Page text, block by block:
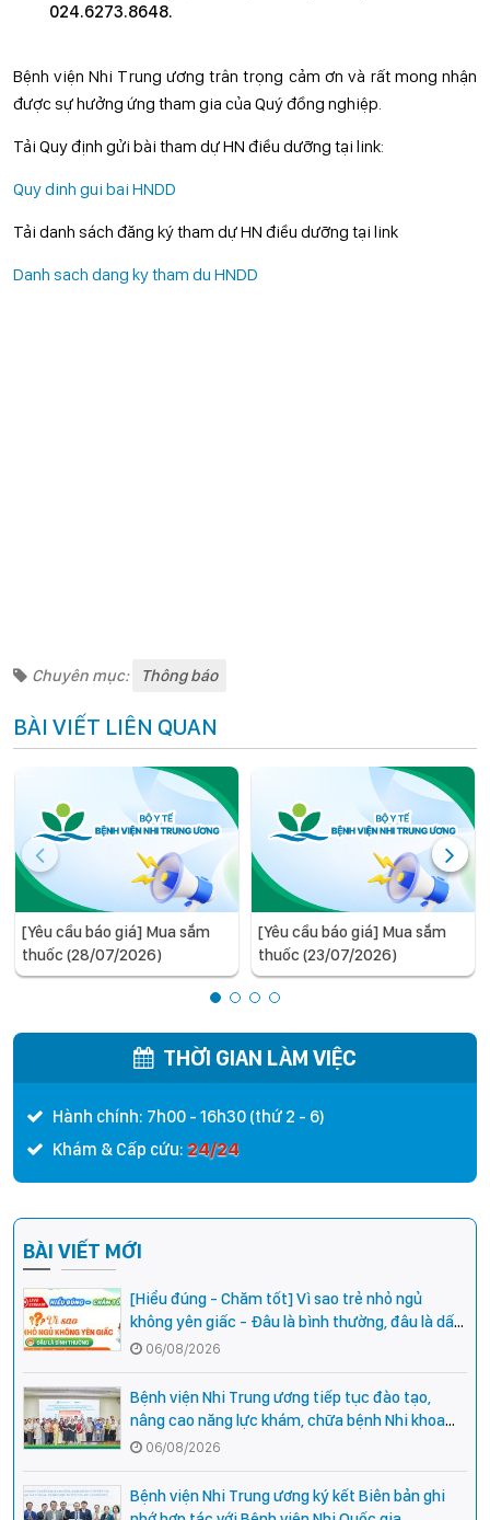
024.6273.8648.
Bệnh viện Nhi Trung ương trân trọng cảm ơn và rất mong nhận
được sự hưởng ứng tham gia của Quý đồng nghiệp.
Tải Quy định gửi bài tham dự HN điều dưỡng tại link:
Quy dinh gui bai HNDD
Tải danh sách đăng ký tham dự HN điều dưỡng tại link
Danh sach dang ky tham du HNDD
Chuyên mục: Thông báo
BÀI VIẾT LIÊN QUAN
[Yêu cầu báo giá] Mua sắm
thuốc (28/07/2026)
[Yêu cầu báo giá] Mua sắm
thuốc (23/07/2026)
THỜI GIAN LÀM VIỆC
Hành chính: 7h00 - 16h30 (thứ 2 - 6)
Khám & Cấp cứu: 24/24
BÀI VIẾT MỚI
[Hiểu đúng - Chăm tốt] Vì sao trẻ nhỏ ngủ
không yên giấc - Đâu là bình thường, đâu là dấu
hiệu cần đi khám ngay?
06/08/2026
Bệnh viện Nhi Trung ương tiếp tục đào tạo,
nâng cao năng lực khám, chữa bệnh Nhi khoa
cho cán bộ y tế tại các tỉnh miền núi phía Bắc
06/08/2026
Bệnh viện Nhi Trung ương ký kết Biên bản ghi